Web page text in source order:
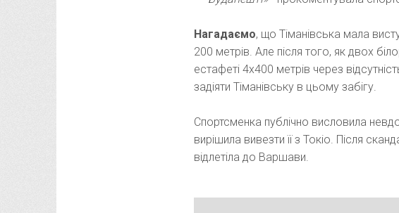
Нагадаємо, що Тіманівська мала
200 метрів. Але після того, як двох
естафеті 4х400 метрів через
задіяти Тіманівську в цьому забігу.
Спортсменка публічно висловила
вирішила вивезти її з Токіо. Після
відлетіла до Варшави.